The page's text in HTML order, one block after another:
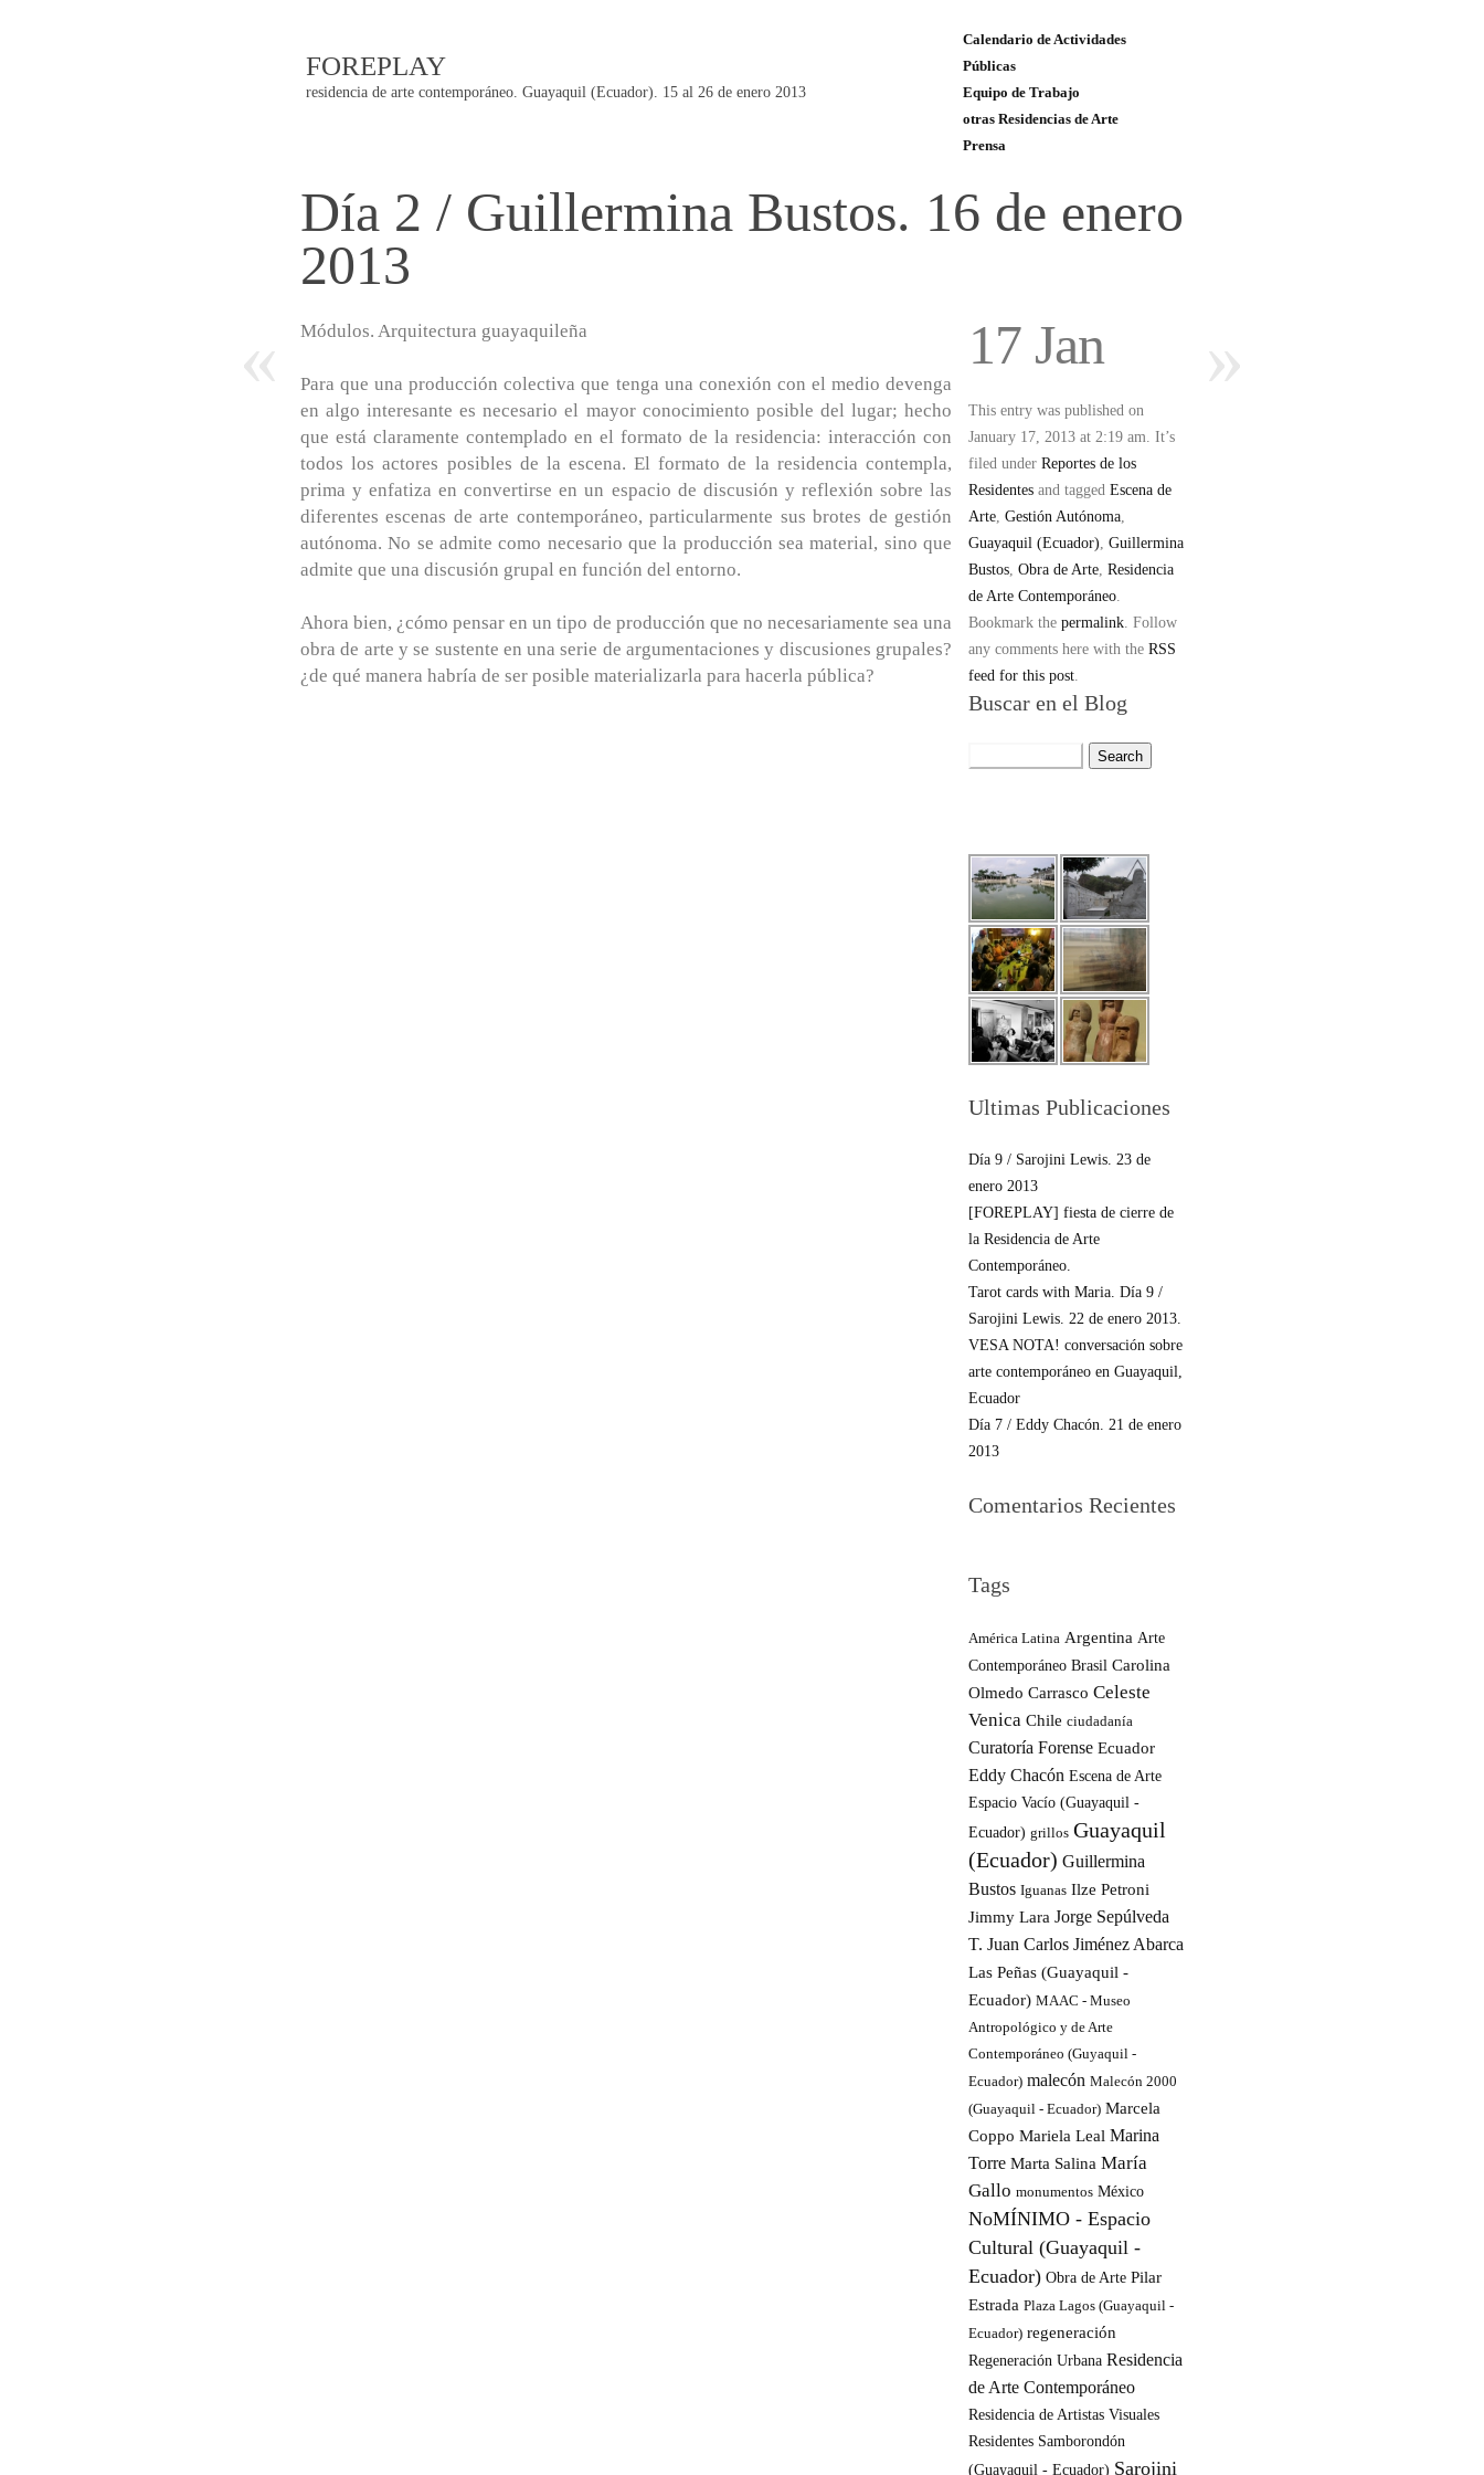
FOREPLAY
residencia de arte contemporáneo. Guayaquil (Ecuador). 15 al 26 de enero 2013
Calendario de Actividades
Públicas
Equipo de Trabajo
otras Residencias de Arte
Prensa
Post
navigation
Día 2 / Guillermina Bustos. 16 de enero
2013
Módulos. Arquitectura guayaquileña
Para que una producción colectiva que tenga una conexión con el medio devenga
en algo interesante es necesario el mayor conocimiento posible del lugar; hecho
que está claramente contemplado en el formato de la residencia: interacción con
todos los actores posibles de la escena. El formato de la residencia contempla,
prima y enfatiza en convertirse en un espacio de discusión y reflexión sobre las
diferentes escenas de arte contemporáneo, particularmente sus brotes de gestión
autónoma. No se admite como necesario que la producción sea material, sino que
admite que una discusión grupal en función del entorno.
Ahora bien, ¿cómo pensar en un tipo de producción que no necesariamente sea una
obra de arte y se sustente en una serie de argumentaciones y discusiones grupales?
¿de qué manera habría de ser posible materializarla para hacerla pública?
17 Jan
This entry was published on
January 17, 2013 at 2:19 am. It’s
filed under Reportes de los
Residentes and tagged Escena de
Arte, Gestión Autónoma,
Guayaquil (Ecuador), Guillermina
Bustos, Obra de Arte, Residencia
de Arte Contemporáneo.
Bookmark the permalink. Follow
any comments here with the RSS
feed for this post.
Buscar en el Blog
Ultimas Publicaciones
Día 9 / Sarojini Lewis. 23 de
enero 2013
[FOREPLAY] fiesta de cierre de
la Residencia de Arte
Contemporáneo.
Tarot cards with Maria. Día 9 /
Sarojini Lewis. 22 de enero 2013.
VESA NOTA! conversación sobre
arte contemporáneo en Guayaquil,
Ecuador
Día 7 / Eddy Chacón. 21 de enero
2013
Comentarios Recientes
Tags
América Latina Argentina Arte
Contemporáneo Brasil Carolina
Olmedo Carrasco Celeste
Venica Chile ciudadanía
Curatoría Forense Ecuador
Eddy Chacón Escena de Arte
Espacio Vacío (Guayaquil -
Ecuador) grillos Guayaquil
(Ecuador) Guillermina
Bustos Iguanas Ilze Petroni
Jimmy Lara Jorge Sepúlveda
T. Juan Carlos Jiménez Abarca
Las Peñas (Guayaquil -
Ecuador) MAAC - Museo
Antropológico y de Arte
Contemporáneo (Guyaquil -
Ecuador) malecón Malecón 2000
(Guayaquil - Ecuador) Marcela
Coppo Mariela Leal Marina
Torre Marta Salina María
Gallo monumentos México
NoMÍNIMO - Espacio
Cultural (Guayaquil -
Ecuador) Obra de Arte Pilar
Estrada Plaza Lagos (Guayaquil -
Ecuador) regeneración
Regeneración Urbana Residencia
de Arte Contemporáneo
Residencia de Artistas Visuales
Residentes Samborondón
(Guayaquil - Ecuador) Sarojini